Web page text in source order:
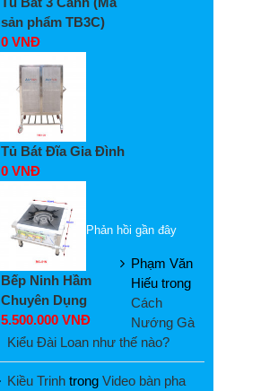
sản phẩm TB3C)
0 VNĐ
Tủ Bát Đĩa Gia Đình
0 VNĐ
Bếp Ninh Hầm
Chuyên Dụng
5.500.000 VNĐ
Phản hồi gần đây
Phạm Văn
Hiếu trong
Cách
Nướng Gà
Kiểu Đài Loan như thế nào?
Kiều Trinh trong Video bàn pha